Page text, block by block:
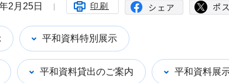
2月25日 印刷
平和資料特別展示
平和資料貸出のご案内 平和資料展